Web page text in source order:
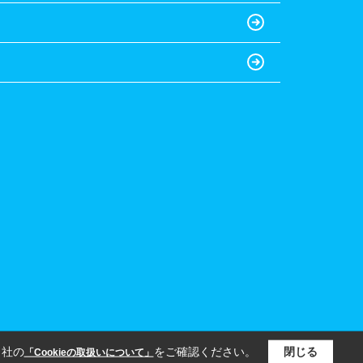
の「Cookieの取扱いについて」 をご確認ください。 閉じる